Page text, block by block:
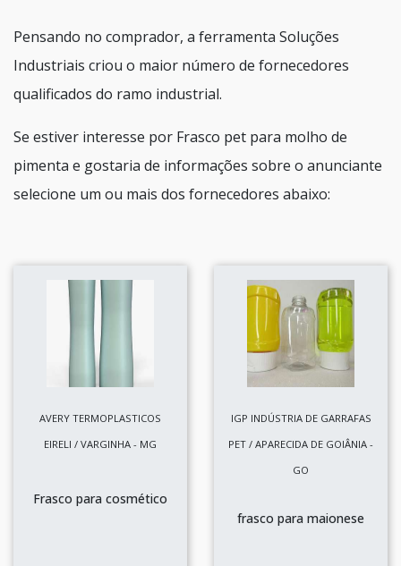
Pensando no comprador, a ferramenta Soluções
Industriais criou o maior número de fornecedores
qualificados do ramo industrial.
Se estiver interesse por Frasco pet para molho de
pimenta e gostaria de informações sobre o anunciante
selecione um ou mais dos fornecedores abaixo:
AVERY TERMOPLASTICOS
EIRELI / VARGINHA - MG
Frasco para cosmético
IGP INDÚSTRIA DE GARRAFAS
PET / APARECIDA DE GOIÂNIA -
GO
frasco para maionese